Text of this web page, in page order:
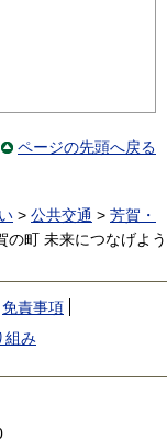
ページの先頭へ戻る
> 公共交通 > 芳賀・
の町 未来につなげよう
免責事項
組み